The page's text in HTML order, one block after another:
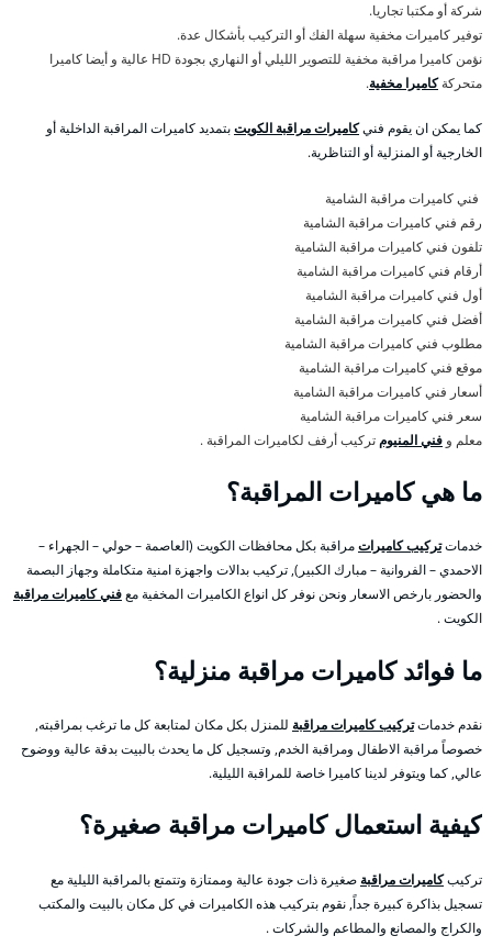
شركة أو مكتبا تجاريا.
توفير كاميرات مخفية سهلة الفك أو التركيب بأشكال عدة.
نؤمن كاميرا مراقبة مخفية للتصوير الليلي أو النهاري بجودة HD عالية و أيضا كاميرا
متحركةكاميرا مخفية.
كما يمكن ان يقوم فنيكاميرات مراقبة الكويتبتمديد كاميرات المراقبة الداخلية أو
الخارجية أو المنزلية أو التناظرية.
فني كاميرات مراقبة الشامية
رقم فني كاميرات مراقبة الشامية
تلفون فني كاميرات مراقبة الشامية
أرقام فني كاميرات مراقبة الشامية
أول فني كاميرات مراقبة الشامية
أفضل فني كاميرات مراقبة الشامية
مطلوب فني كاميرات مراقبة الشامية
موقع فني كاميرات مراقبة الشامية
أسعار فني كاميرات مراقبة الشامية
سعر فني كاميرات مراقبة الشامية
معلم و فني المنيومتركيب أرفف لكاميرات المراقبة .
ما هي كاميرات المراقبة؟
خدماتتركيب كاميراتمراقبة بكل محافظات الكويت (العاصمة – حولي – الجهراء –
الاحمدي – الفروانية – مبارك الكبير), تركيب بدالات واجهزة امنية متكاملة وجهاز البصمة
والحضور بارخص الاسعار ونحن نوفر كل انواع الكاميرات المخفية معفني كاميرات مراقبة
الكويت .
ما فوائد كاميرات مراقبة منزلية؟
نقدم خدماتتركيب كاميرات مراقبة للمنزل بكل مكان لمتابعة كل ما ترغب بمراقبته,
خصوصاً مراقبة الاطفال ومراقبة الخدم, وتسجيل كل ما يحدث بالبيت بدقة عالية ووضوح
عالي, كما ويتوفر لدينا كاميرا خاصة للمراقبة الليلية.
كيفية استعمال كاميرات مراقبة صغيرة؟
تركيبكاميرات مراقبة صغيرة ذات جودة عالية وممتازة وتتمتع بالمراقبة الليلية مع
تسجيل بذاكرة كبيرة جداً, نقوم بتركيب هذه الكاميرات في كل مكان بالبيت والمكتب
والكراج والمصانع والمطاعم والشركات .